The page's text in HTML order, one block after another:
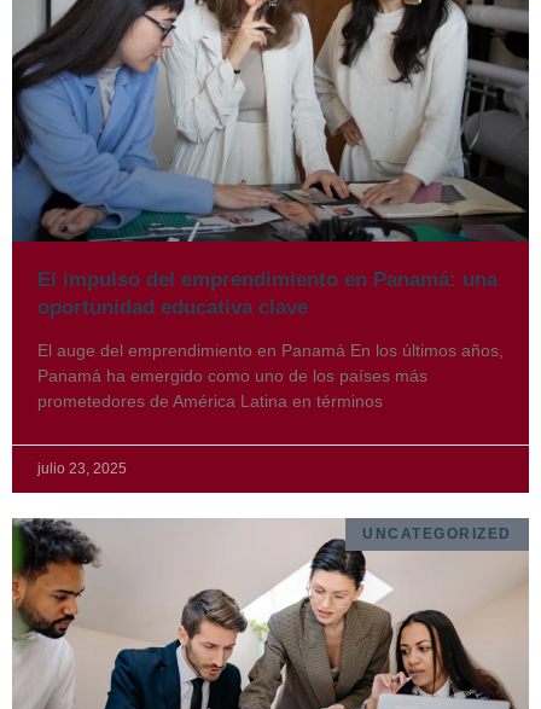
El impulso del emprendimiento en Panamá: una
oportunidad educativa clave
El auge del emprendimiento en Panamá En los últimos años,
Panamá ha emergido como uno de los países más
prometedores de América Latina en términos
julio 23, 2025
UNCATEGORIZED